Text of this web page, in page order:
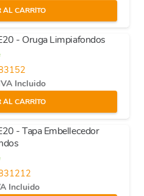
CARRITO
- Oruga Limpiafondos
Incluido
CARRITO
- Tapa Embellecedor
Incluido